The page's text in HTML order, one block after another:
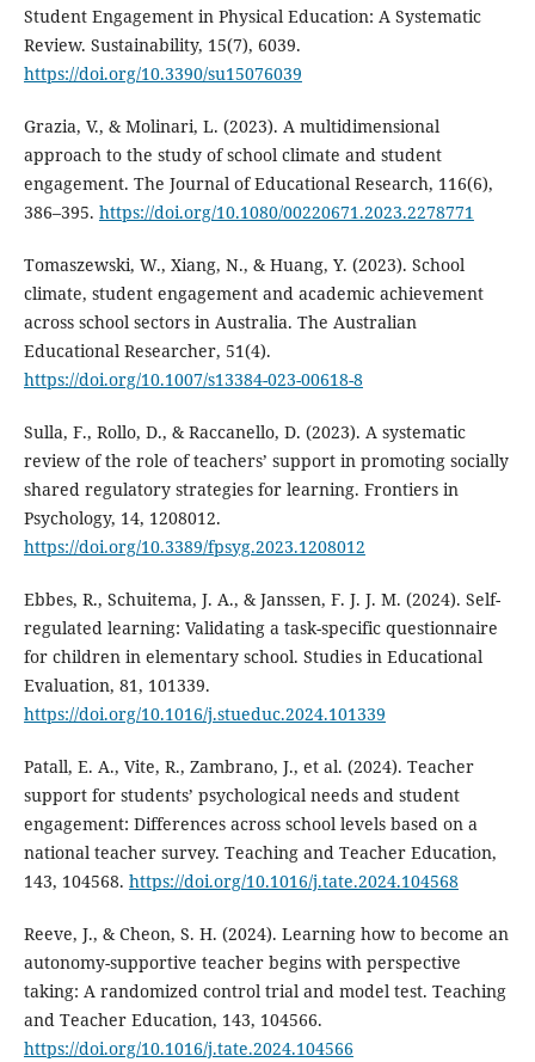
Student Engagement in Physical Education: A Systematic
Review. Sustainability, 15(7), 6039.
https://doi.org/10.3390/su15076039
Grazia, V., & Molinari, L. (2023). A multidimensional
approach to the study of school climate and student
engagement. The Journal of Educational Research, 116(6),
386–395. https://doi.org/10.1080/00220671.2023.2278771
Tomaszewski, W., Xiang, N., & Huang, Y. (2023). School
climate, student engagement and academic achievement
across school sectors in Australia. The Australian
Educational Researcher, 51(4).
https://doi.org/10.1007/s13384-023-00618-8
Sulla, F., Rollo, D., & Raccanello, D. (2023). A systematic
review of the role of teachers’ support in promoting socially
shared regulatory strategies for learning. Frontiers in
Psychology, 14, 1208012.
https://doi.org/10.3389/fpsyg.2023.1208012
Ebbes, R., Schuitema, J. A., & Janssen, F. J. J. M. (2024). Self-
regulated learning: Validating a task-specific questionnaire
for children in elementary school. Studies in Educational
Evaluation, 81, 101339.
https://doi.org/10.1016/j.stueduc.2024.101339
Patall, E. A., Vite, R., Zambrano, J., et al. (2024). Teacher
support for students’ psychological needs and student
engagement: Differences across school levels based on a
national teacher survey. Teaching and Teacher Education,
143, 104568. https://doi.org/10.1016/j.tate.2024.104568
Reeve, J., & Cheon, S. H. (2024). Learning how to become an
autonomy-supportive teacher begins with perspective
taking: A randomized control trial and model test. Teaching
and Teacher Education, 143, 104566.
https://doi.org/10.1016/j.tate.2024.104566